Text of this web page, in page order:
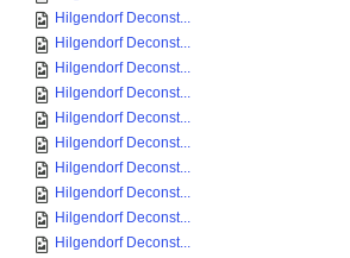
Hilgendorf Deconst...
Hilgendorf Deconst...
Hilgendorf Deconst...
Hilgendorf Deconst...
Hilgendorf Deconst...
Hilgendorf Deconst...
Hilgendorf Deconst...
Hilgendorf Deconst...
Hilgendorf Deconst...
Hilgendorf Deconst...